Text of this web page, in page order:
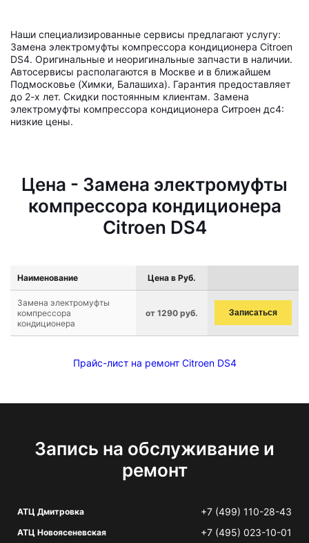
Наши специализированные сервисы предлагают услугу:
Замена электромуфты компрессора кондиционера Citroen
DS4. Оригинальные и неоригинальные запчасти в наличии.
Автосервисы располагаются в Москве и в ближайшем
Подмосковье (Химки, Балашиха). Гарантия предоставляет
до 2-х лет. Скидки постоянным клиентам. Замена
электромуфты компрессора кондиционера Ситроен дс4:
низкие цены.
Цена - Замена электромуфты
компрессора кондиционера
Citroen DS4
Наименование Цена в Руб.
Замена электромуфты
компрессора
кондиционера
от 1290 руб. Записаться
Прайс-лист на ремонт Citroen DS4
Запись на обслуживание и
ремонт
АТЦ Дмитровка +7 (499) 110-28-43
АТЦ Новоясеневская +7 (495) 023-10-01